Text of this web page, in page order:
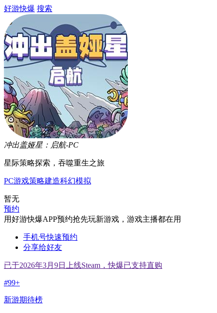
好游快爆 搜索
冲出盖娅星：启航-PC
星际策略探索，吞噬重生之旅
PC游戏策略建造科幻模拟
暂无
预约
用好游快爆APP预约抢先玩新游戏，游戏主播都在用
手机号快速预约
分享给好友
已于2026年3月9日上线Steam，快爆已支持直购
#99+
新游期待榜